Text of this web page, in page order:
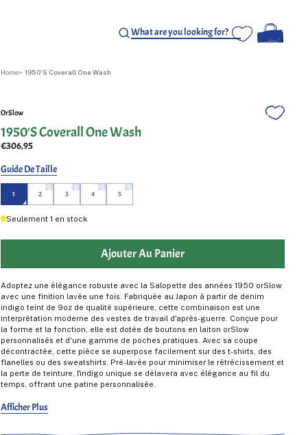
Home 1950'S Coverall One Wash
OrSlow
1950'S Coverall One Wash
€306,95
Guide De Taille
1 2 3 4 5
Seulement1 en stock
Ajouter Au Panier
Adoptez une élégance robuste avec la Salopette des années 1950 orSlow
avec une finition lavée une fois. Fabriquée au Japon à partir de denim
indigo teint de 9oz de qualité supérieure, cette combinaison est une
interprétation moderne des vestes de travail d'après-guerre. Conçue pour
la forme et la fonction, elle est dotée de boutons en laiton orSlow
personnalisés et d'une gamme de poches pratiques. Avec sa coupe
décontractée, cette pièce se superpose facilement sur des t-shirts, des
flanelles ou des sweatshirts. Pré-lavée pour minimiser le rétrécissement et
la perte de teinture, l'indigo unique se délavera avec élégance au fil du
temps, offrant une patine personnalisée.
03-6140-81
Afficher Plus